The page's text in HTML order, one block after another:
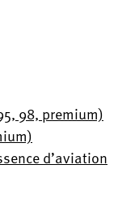
98, premium)
d’aviation